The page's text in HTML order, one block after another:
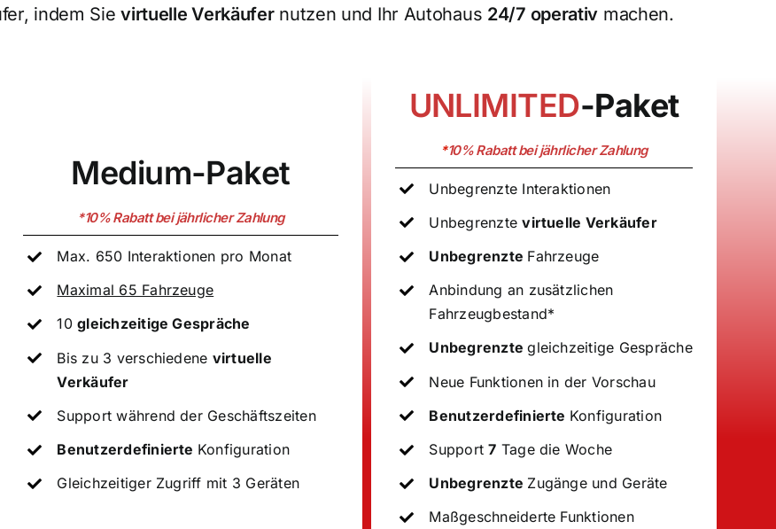
indem Sievirtuelle Verkäufernutzen und Ihr Autohaus 24/7 operativ machen.
Medium-Paket
*10%Rabatt bei jährlicher Zahlung
Max. 650 Interaktionen pro Monat
Maximal 65 Fahrzeuge
10gleichzeitige Gespräche
Bis zu 3 verschiedene virtuelle
Verkäufer
Support während der Geschäftszeiten
Benutzerdefinierte Konfiguration
Gleichzeitiger Zugriff mit 3 Geräten
UNLIMITED-Paket
*10%Rabatt bei jährlicher Zahlung
Unbegrenzte Interaktionen
Unbegrenztevirtuelle Verkäufer
Unbegrenzte Fahrzeuge
Anbindung an zusätzlichen
Fahrzeugbestand*
Unbegrenztegleichzeitige Gespräche
Neue Funktionen in der Vorschau
Benutzerdefinierte Konfiguration
Support7 Tage die Woche
Unbegrenzte Zugänge und Geräte
Maßgeschneiderte Funktionen